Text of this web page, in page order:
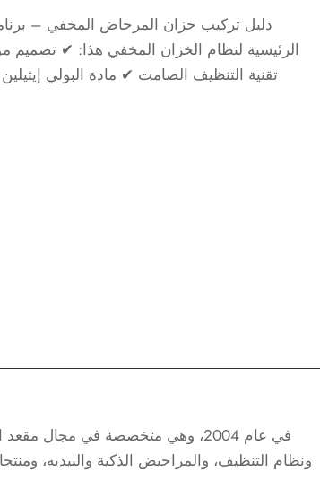
دليل تركيب خزان المرحاض المخفي –
الرئيسية لنظام الخزان المخفي هذا: ✔ تصميم
تقنية التنظيف الصامت ✔ مادة البولي
ونظام التنظيف، والمراحيض الذكية والبيديه،